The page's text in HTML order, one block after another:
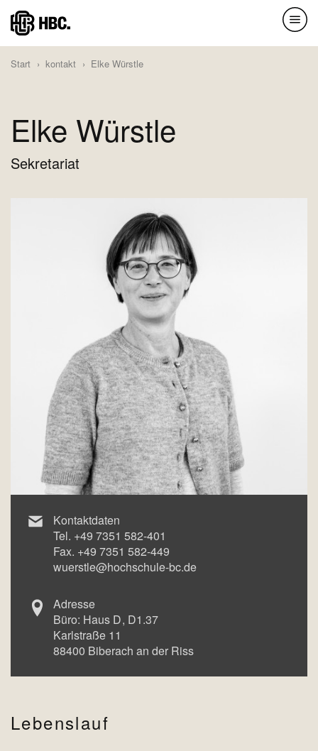
Direkt
zum
Inhalt
Start kontakt Elke Würstle
Elke Würstle
Sekretariat
Kontaktdaten
Tel. +49 7351 582-401
Fax. +49 7351 582-449
wuerstle@hochschule-bc.de
Adresse
Büro: Haus D D1.37
Karlstraße 11
88400 Biberach an der Riss
Lebenslauf